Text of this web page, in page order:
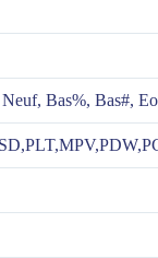
Bas%, Bas#,